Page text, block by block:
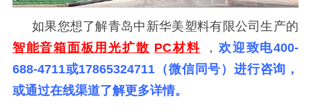
如果您想了解青岛中新华美塑料有限公司生产的
智能音箱面板用光扩散 PC材料 ，欢迎致电400-
688-4711或17865324711（微信同号）进行咨询，
或通过在线渠道了解更多详情。